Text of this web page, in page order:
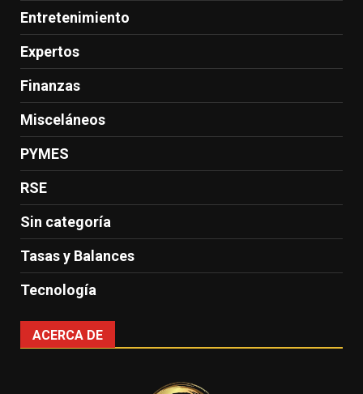
Entretenimiento
Expertos
Finanzas
Misceláneos
PYMES
RSE
Sin categoría
Tasas y Balances
Tecnología
ACERCA DE